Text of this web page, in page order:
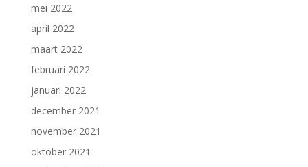
mei 2022
april 2022
maart 2022
februari 2022
januari 2022
december 2021
november 2021
oktober 2021